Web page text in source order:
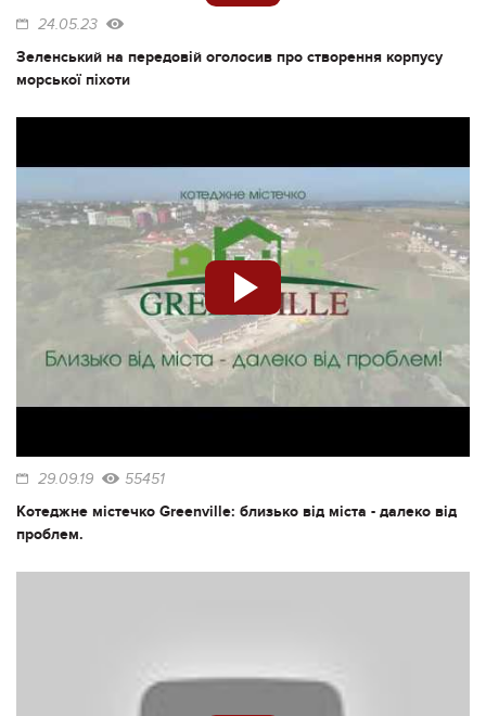
24.05.23
Зеленський на передовій оголосив про створення корпусу
морської піхоти
29.09.19 55451
Котеджне містечко Greenville: близько від міста - далеко від
проблем.